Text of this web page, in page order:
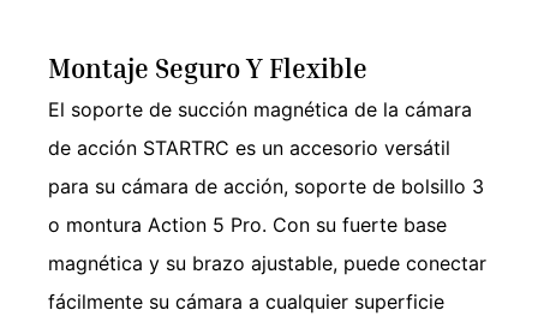
Montaje Seguro Y Flexible
El soporte de succión magnética de la cámara
de acción STARTRC es un accesorio versátil
para su cámara de acción, soporte de bolsillo 3
o montura Action 5 Pro. Con su fuerte base
magnética y su brazo ajustable, puede conectar
fácilmente su cámara a cualquier superficie